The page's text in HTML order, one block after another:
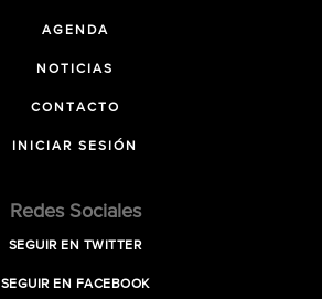
AGENDA
NOTICIAS
CONTACTO
INICIAR SESIÓN
Redes Sociales
SEGUIR EN TWITTER
SEGUIR EN FACEBOOK